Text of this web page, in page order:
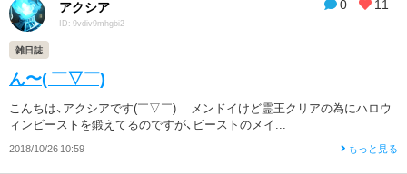
0 11
アクシア
ID: 9vdiv9mhgbi2
雑日誌
ん〜( ￣▽￣)
こんちは、アクシアです(￣▽￣)ゞ メンドイけど霊王クリアの為にハロウ
ィンビーストを鍛えてるのですが、ビーストのメイ...
2018/10/26 10:59 もっと見る